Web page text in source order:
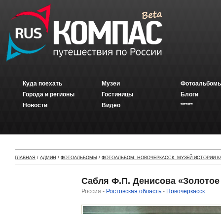
Куда поехать
Города и регионы
Новости
Музеи
Гостиницы
Видео
Блоги
*****
ГЛАВНАЯ / АДМИН / ФОТОАЛЬБОМЫ / ФОТОАЛЬБОМ: НОВОЧЕРКАССК. МУЗЕЙ ИСТОРИИ
Сабля Ф.П. Денисова «Золотое
Россия - Ростовская область - Новочеркасск